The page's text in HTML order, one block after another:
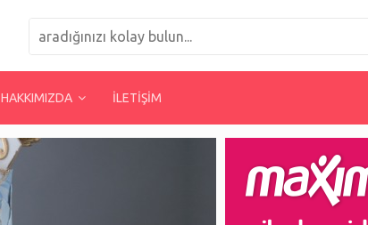
HAKKIMIZDA İLETİŞİM